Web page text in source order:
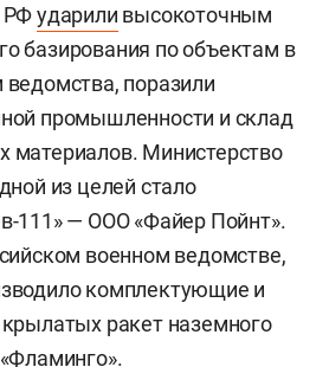
РФударили высокоточным
базирования по объектам в
поразили
промышленности и склад
материалов. Министерство
из целей стало
111» — ООО «Файер Пойнт».
военном ведомстве,
комплектующие и
ракет наземного